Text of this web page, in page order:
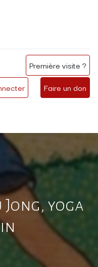
Faire un don
Première visite ?
yoga